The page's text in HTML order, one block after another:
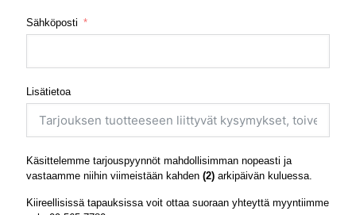
Sähköposti
Lisätietoa
Käsittelemme tarjouspyynnöt mahdollisimman nopeasti ja
vastaamme niihin viimeistään kahden (2) arkipäivän kuluessa.
Kiireellisissä tapauksissa voit ottaa suoraan yhteyttä myyntiimme